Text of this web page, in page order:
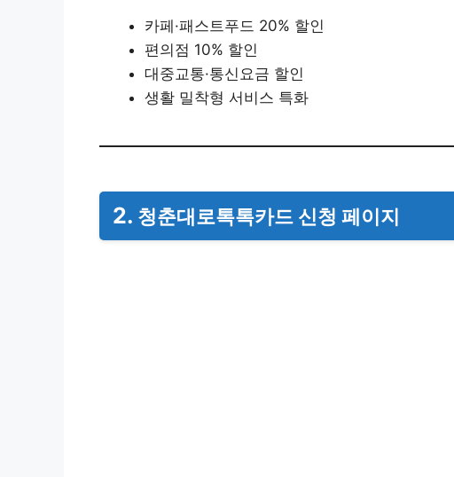
카페·패스트푸드 20% 할인
편의점 10% 할인
대중교통·통신요금 할인
생활 밀착형 서비스 특화
2. 청춘대로톡톡카드 신청 페이지